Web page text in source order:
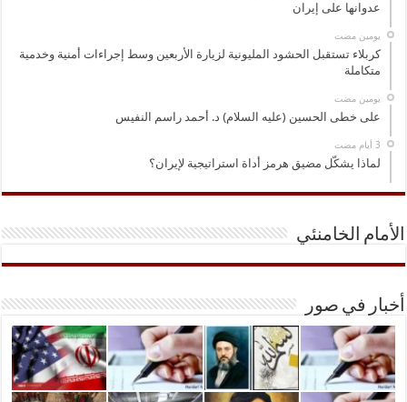
عدوانها على إيران
‏يومين مضت
كربلاء تستقبل الحشود المليونية لزيارة الأربعين وسط إجراءات أمنية وخدمية
متكاملة
‏يومين مضت
على خطى الحسين (عليه السلام) د. أحمد راسم النفيس
لماذا يشكّل مضيق هرمز أداة استراتيجية لإيران؟
الأمام الخامنئي
أخبار في صور